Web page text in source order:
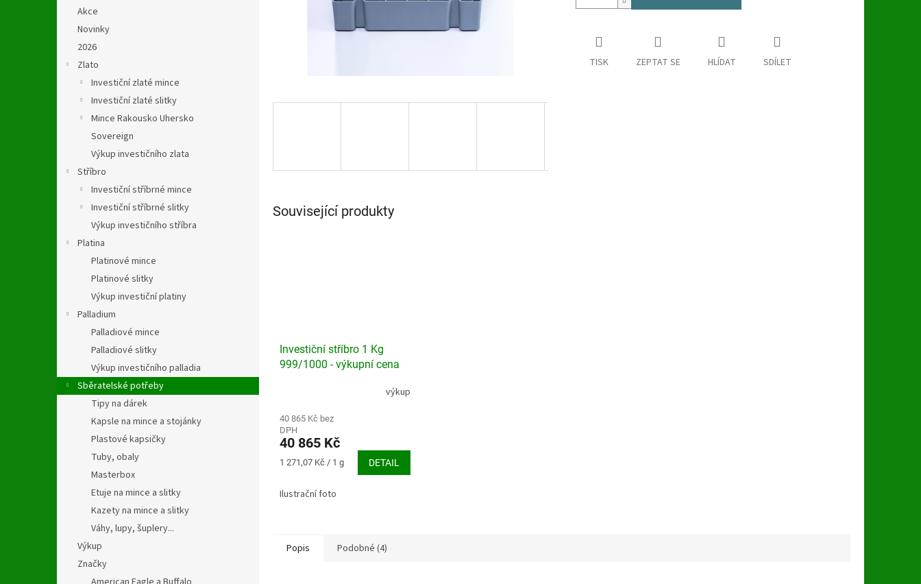
Akce
Novinky
2026
Zlato
Investiční zlaté mince
Investiční zlaté slitky
Mince Rakousko Uhersko
Sovereign
Výkup investičního zlata
Stříbro
Investiční stříbrné mince
Investiční stříbrné slitky
Výkup investičního stříbra
Platina
Platinové mince
Platinové slitky
Výkup investiční platiny
Palladium
Palladiové mince
Palladiové slitky
Výkup investičního palladia
Sběratelské potřeby
Tipy na dárek
Kapsle na mince a stojánky
Plastové kapsičky
Tuby, obaly
Masterbox
Etuje na mince a slitky
Kazety na mince a slitky
Váhy, lupy, šuplery...
Výkup
Značky
TISK ZEPTAT SE HLÍDAT SDÍLET
Související produkty
Investiční stříbro 1 Kg
999/1000 - výkupní cena
výkup
40 865 Kč bez
DPH
40 865 Kč
Měrná
1 271,07 Kč / 1 g DETAIL
Ilustrační foto
Popis Podobné (4)